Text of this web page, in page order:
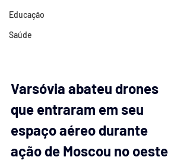
Educação
Saúde
Varsóvia abateu drones
que entraram em seu
espaço aéreo durante
ação de Moscou no oeste